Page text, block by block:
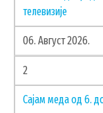
телевизије
06. Август 2026.
2
Сајам меда од 6.